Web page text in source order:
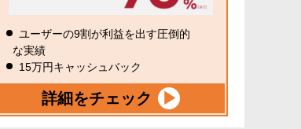
ユーザーの9割が利益を出す圧倒的
な実績
15万円キャッシュバック
詳細をチェック